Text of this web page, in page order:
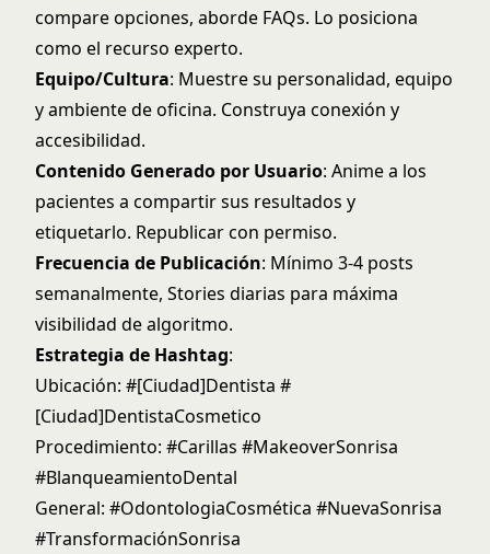
compare opciones, aborde FAQs. Lo posiciona
como el recurso experto.
Equipo/Cultura: Muestre su personalidad, equipo
y ambiente de oficina. Construya conexión y
accesibilidad.
Contenido Generado por Usuario: Anime a los
pacientes a compartir sus resultados y
etiquetarlo. Republicar con permiso.
Frecuencia de Publicación: Mínimo 3-4 posts
semanalmente, Stories diarias para máxima
visibilidad de algoritmo.
Estrategia de Hashtag:
Ubicación: #[Ciudad]Dentista #
[Ciudad]DentistaCosmetico
Procedimiento: #Carillas #MakeoverSonrisa
#BlanqueamientoDental
General: #OdontologiaCosmética #NuevaSonrisa
#TransformaciónSonrisa